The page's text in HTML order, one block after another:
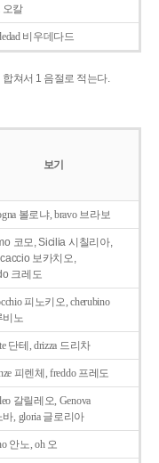
오칼
비우데다드
합쳐서 1 음절로 적는다.
보기
볼로냐, bravo 브라보
코모, Sicilia 시칠리아,
보카치오,
크레도
피노키오, cherubino
비노
단테, drizza 드리차
피렌체, freddo 프레도
갈릴레오, Genova
바, gloria 글로리아
안노, oh 오